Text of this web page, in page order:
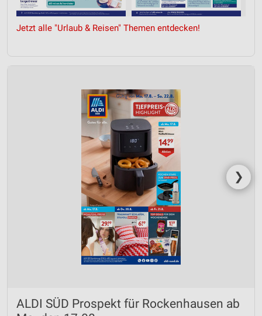
Jetzt alle "Urlaub & Reisen" Themen entdecken!
❯
ALDI SÜD Prospekt für Rockenhausen ab